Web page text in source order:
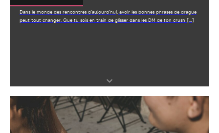
Dans le monde des rencontres d’aujourd’hui, avoir les bonnes phrases de drague
peut tout changer. Que tu sois en train de glisser dans les DM de ton crush […]